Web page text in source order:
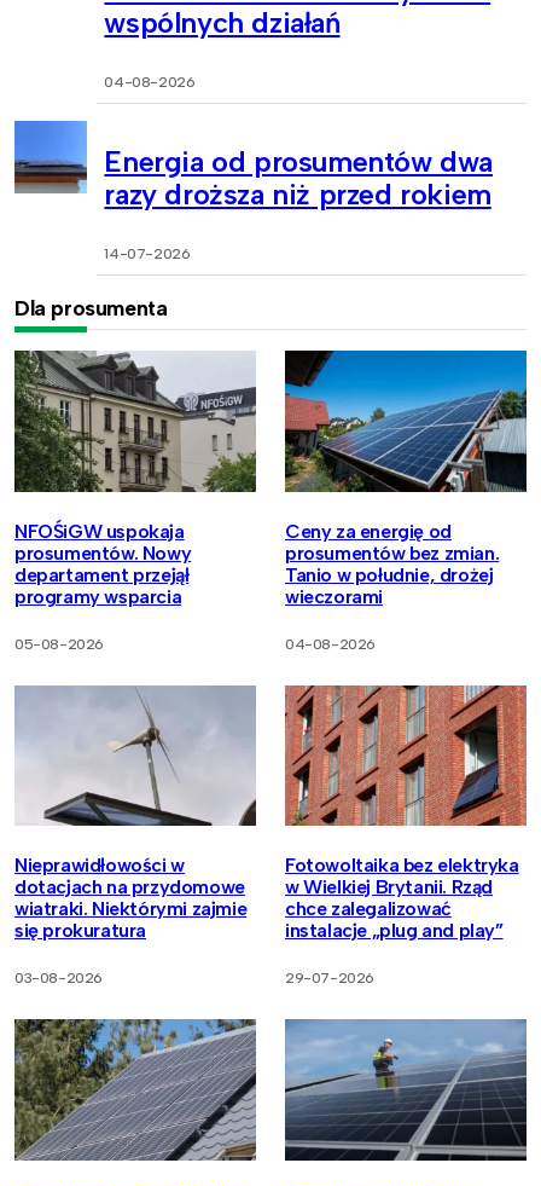
wspólnych działań
04-08-2026
Energia od prosumentów dwa
razy droższa niż przed rokiem
14-07-2026
Dla prosumenta
NFOŚiGW uspokaja
prosumentów. Nowy
departament przejął
programy wsparcia
05-08-2026
Ceny za energię od
prosumentów bez zmian.
Tanio w południe, drożej
wieczorami
04-08-2026
Nieprawidłowości w
dotacjach na przydomowe
wiatraki. Niektórymi zajmie
się prokuratura
03-08-2026
Fotowoltaika bez elektryka
w Wielkiej Brytanii. Rząd
chce zalegalizować
instalacje „plug and play”
29-07-2026